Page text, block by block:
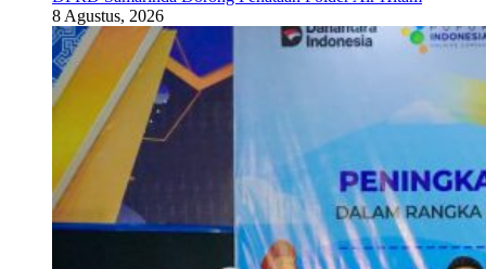
8 Agustus, 2026